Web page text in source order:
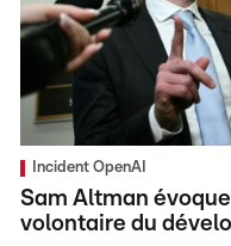
Incident OpenAI
Sam Altman
volontaire du